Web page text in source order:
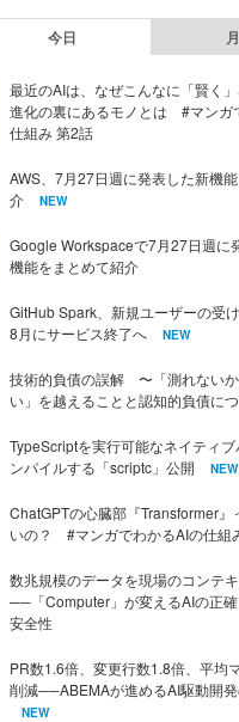
今日
最近のAIは、なぜこんなに「賢く
進化の裏にあるモノとは #マンガ
仕組み 第2話
AWS、7月27日週に発表した新機
介
NEW
Google Workspaceで7月27日週に
機能をまとめて紹介
GitHub Spark、新規ユーザーの受
8月にサービス終了へ
NEW
技術的負債の誤解 〜「測れない
い」を越えることと認知的負債に
TypeScriptを実行可能なネイティブ
ンパイルする「scriptc」公開
NEW
ChatGPTの心臓部『Transformer』
いの？ #マンガでわかるAIの仕組
数兆規模のデータを現場のコンテ
──「Computer」が変えるAIの正確
安全性
PR数1.6倍、変更行数1.8倍、平均
削減──ABEMAが進めるAI駆動開
NEW